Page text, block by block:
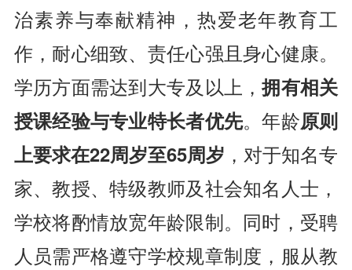
治素养与奉献精神，热爱老年教育工
作，耐心细致、责任心强且身心健康。
学历方面需达到大专及以上，拥有相关
授课经验与专业特长者优先。年龄原则
上要求在22周岁至65周岁 ，对于知名专
家、教授、特级教师及社会知名人士，
学校将酌情放宽年龄限制。同时，受聘
人员需严格遵守学校规章制度，服从教